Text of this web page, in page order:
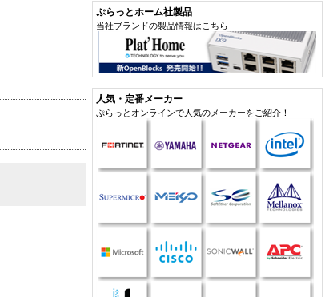
ぷらっとホーム社製品
当社ブランドの製品情報はこちら
人気・定番メーカー
ぷらっとオンラインで人気のメーカーをご紹介！